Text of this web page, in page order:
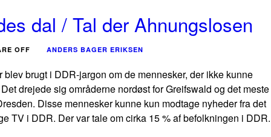
dal / Tal der Ahnungslosen
OFF ANDERS BAGER ERIKSEN
brugt i DDR-jargon om de mennesker, der ikke kunne
drejede sig områderne nordøst for Greifswald og det meste
Disse mennesker kunne kun modtage nyheder fra det
TV i DDR. Der var tale om cirka 15 % af befolkningen i DDR.